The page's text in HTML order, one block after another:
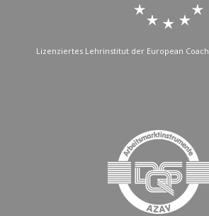
Lizenziertes Lehrinstitut der European